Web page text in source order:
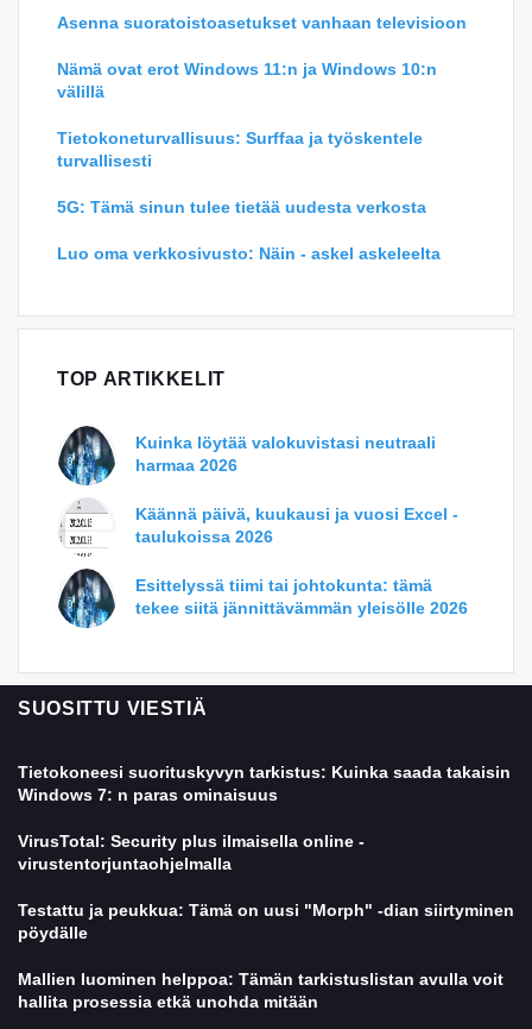
Asenna suoratoistoasetukset vanhaan televisioon
Nämä ovat erot Windows 11:n ja Windows 10:n
välillä
Tietokoneturvallisuus: Surffaa ja työskentele
turvallisesti
5G: Tämä sinun tulee tietää uudesta verkosta
Luo oma verkkosivusto: Näin - askel askeleelta
TOP ARTIKKELIT
Kuinka löytää valokuvistasi neutraali
harmaa 2026
Käännä päivä, kuukausi ja vuosi Excel -
taulukoissa 2026
Esittelyssä tiimi tai johtokunta: tämä
tekee siitä jännittävämmän yleisölle 2026
SUOSITTU VIESTIÄ
Tietokoneesi suorituskyvyn tarkistus: Kuinka saada takaisin
Windows 7: n paras ominaisuus
VirusTotal: Security plus ilmaisella online -
virustentorjuntaohjelmalla
Testattu ja peukkua: Tämä on uusi "Morph" -dian siirtyminen
pöydälle
Mallien luominen helppoa: Tämän tarkistuslistan avulla voit
hallita prosessia etkä unohda mitään